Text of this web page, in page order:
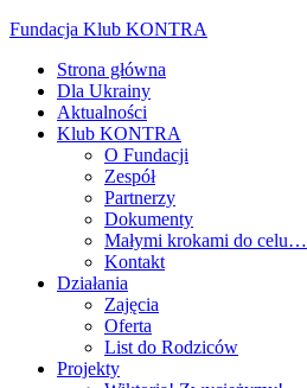
Fundacja Klub KONTRA
Strona główna
Dla Ukrainy
Aktualności
Klub KONTRA
O Fundacji
Zespół
Partnerzy
Dokumenty
Małymi krokami do celu…
Kontakt
Działania
Zajęcia
Oferta
List do Rodziców
Projekty